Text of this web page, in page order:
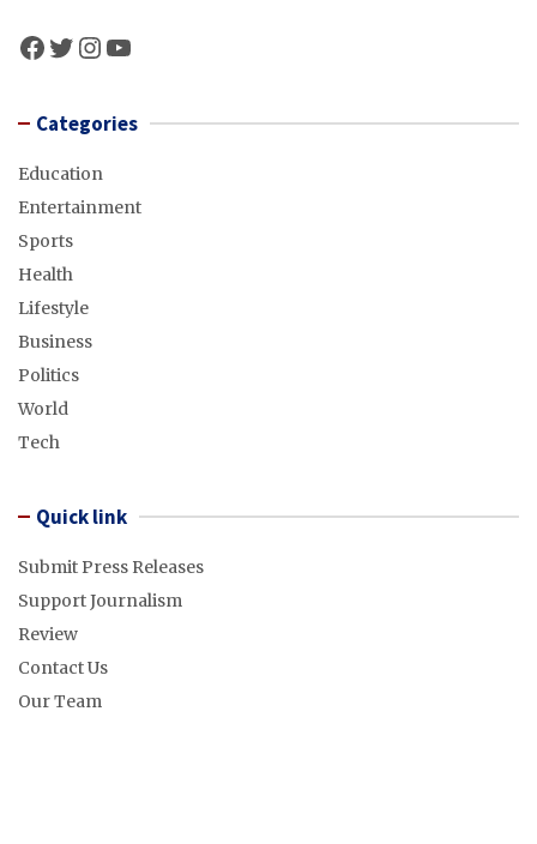
Facebook
Twitter
Instagram
YouTube
Categories
Education
Entertainment
Sports
Health
Lifestyle
Business
Politics
World
Tech
Quick link
Submit Press Releases
Support Journalism
Review
Contact Us
Our Team